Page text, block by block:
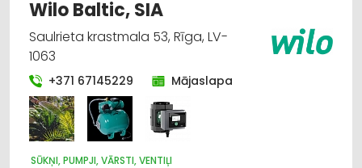
Wilo Baltic, SIA
Saulrieta krastmala 53, Rīga, LV-
1063
+371 67145229 Mājaslapa
SŪKŅI, PUMPJI, VĀRSTI, VENTIĻI